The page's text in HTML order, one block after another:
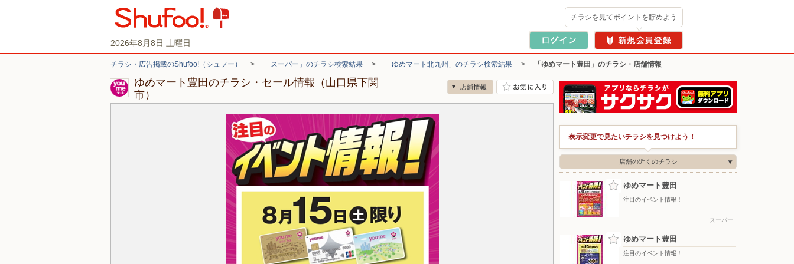
2026年8月8日 土曜日
チラシを見てポイントを貯めよう
チラシ・広告掲載のShufoo!（シュフー） > 「スーパー」のチラシ検索結果 > 「ゆめマート北九州」のチラシ検索結果 > 「ゆめマート豊田」のチラシ・店舗情報
ゆめマート豊田のチラシ・セール情報（山口県下関
市）
表示変更で見たいチラシを見つけよう！
店舗の近くのチラシ
ゆめマート豊田
注目のイベント情報！
スーパー
ゆめマート豊田
注目のイベント情報！